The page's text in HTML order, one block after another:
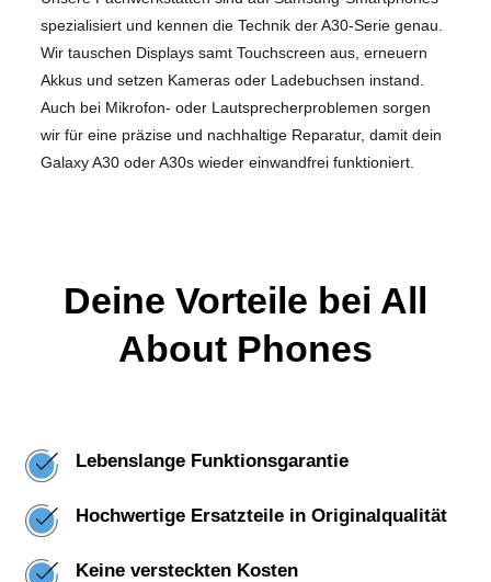
spezialisiert und kennen die Technik der A30-Serie genau.
Wir tauschen Displays samt Touchscreen aus, erneuern
Akkus und setzen Kameras oder Ladebuchsen instand.
Auch bei Mikrofon- oder Lautsprecherproblemen sorgen
wir für eine präzise und nachhaltige Reparatur, damit dein
Galaxy A30 oder A30s wieder einwandfrei funktioniert.
Deine Vorteile bei All
About Phones
Lebenslange Funktionsgarantie
Hochwertige Ersatzteile in Originalqualität
Keine versteckten Kosten